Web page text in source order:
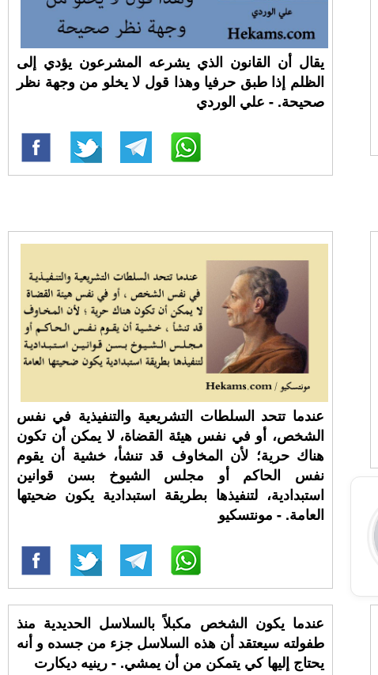
يقال أن القانون الذي يشرعه المشرعون يؤدي إلى
الظلم إذا طبق حرفيا وهذا قول لا يخلو من وجهة نظر
صحيحة. - علي الوردي
عندما تتحد السلطات التشريعية والتنفيذية في نفس
الشخص، أو في نفس هيئة القضاة، لا يمكن أن تكون
هناك حرية؛ لأن المخاوف قد تنشأ، خشية أن يقوم
نفس الحاكم أو مجلس الشيوخ بسن قوانين
استبدادية، لتنفيذها بطريقة استبدادية يكون ضحيتها
العامة. - مونتسكيو
‏عندما يكون الشخص مكبلاً بالسلاسل الحديدية منذ
طفولته سيعتقد أن هذه السلاسل جزء من جسده و أنه
يحتاج إليها كي يتمكن من أن يمشي. - رينيه ديكارت